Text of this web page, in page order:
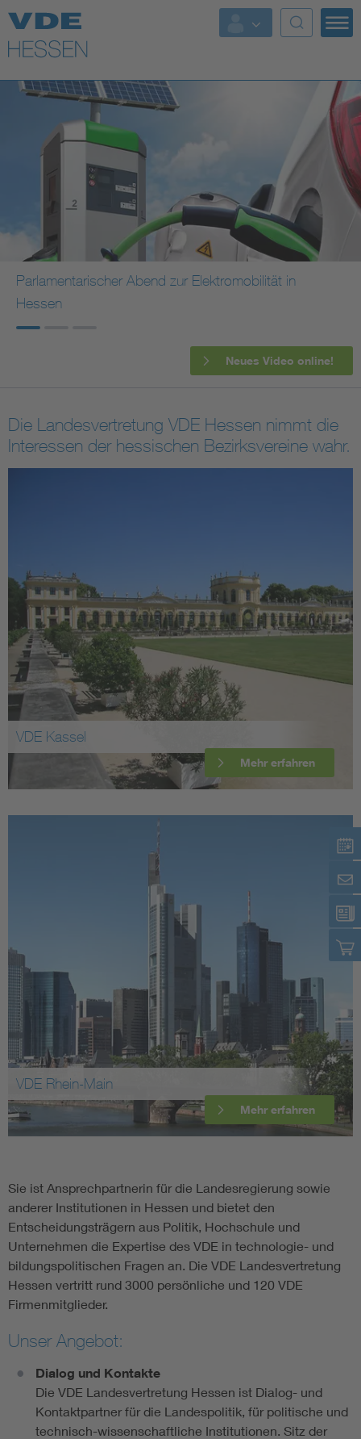
Top Themen
Weitere Themen
Parlamentarischer Abend zur Elektromobilität in
Hessen
Neues Video online!
Die Landesvertretung VDE Hessen nimmt die
Interessen der hessischen Bezirksvereine wahr.
VDE Kassel
Mehr erfahren
VDE Rhein-Main
Mehr erfahren
Sie ist Ansprechpartnerin für die Landesregierung sowie
anderer Institutionen in Hessen und bietet den
Entscheidungsträgern aus Politik, Hochschule und
Unternehmen die Expertise des VDE in technologie- und
bildungspolitischen Fragen an. Die VDE Landesvertretung
Hessen vertritt rund 3000 persönliche und 120 VDE
Firmenmitglieder.
Unser Angebot:
Dialog und Kontakte
Die VDE Landesvertretung Hessen ist Dialog- und
Kontaktpartner für die Landespolitik, für politische und
technisch-wissenschaftliche Institutionen. Sitz der